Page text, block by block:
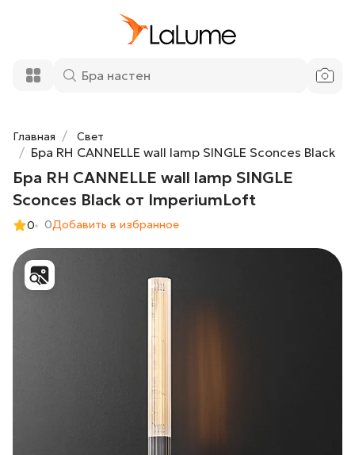
Главная Свет
Бра RH CANNELLE wall lamp SINGLE Sconces Black
Бра RH CANNELLE wall lamp SINGLE
Sconces Black от ImperiumLoft
0 0Добавить в избранное
Sconces Black от ImperiumLoft